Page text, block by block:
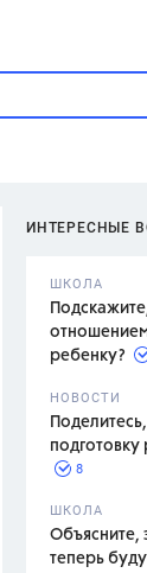
ИНТЕРЕСНЫЕ
ШКОЛА
ребенку?
НОВОСТИ
подготовку
8
ШКОЛА
Объясните,
теперь